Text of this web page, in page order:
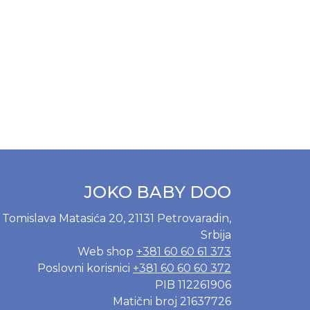
JOKO BABY DOO
Tomislava Matasića 20, 21131 Petrovaradin,
Srbija
Web shop +381 60 60 61 373
Poslovni korisnici +381 60 60 60 372
PIB 112261906
Matični broj 21637726